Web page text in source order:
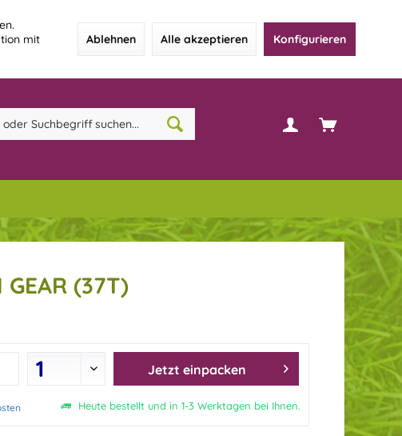
mit
Ablehnen Alle akzeptieren Konfigurieren
GEAR (37T)
Jetzt einpacken
Heute bestellt und in 1-3 Werktagen bei Ihnen.